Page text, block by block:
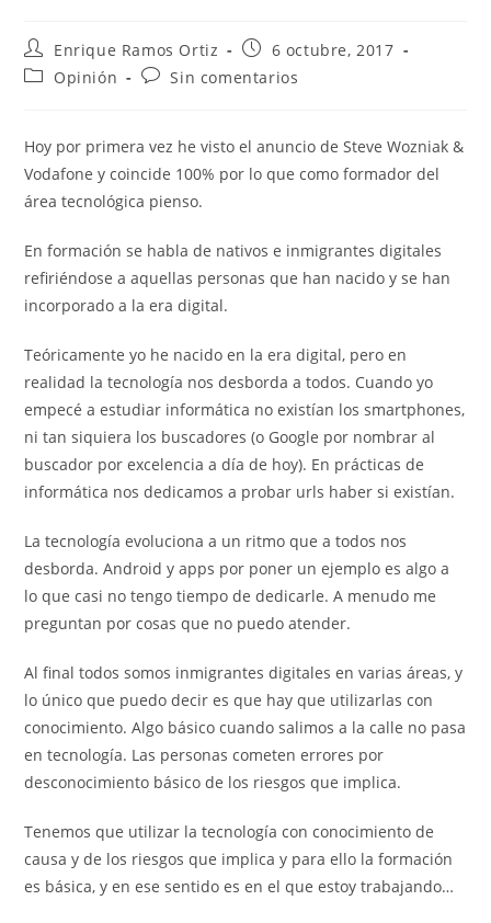
Autor
de
la
Enrique Ramos Ortiz
Publicación
de
la
6 octubre, 2017
Categoría
entrada:
Opinión
Comentarios
entrada:
Sin comentarios
Hoy por primera vez he visto el anuncio de Steve Wozniak &
Vodafone y coincide 100% por lo que como formador del
área tecnológica pienso.
En formación se habla de nativos e inmigrantes digitales
refiriéndose a aquellas personas que han nacido y se han
incorporado a la era digital.
Teóricamente yo he nacido en la era digital, pero en
realidad la tecnología nos desborda a todos. Cuando yo
empecé a estudiar informática no existían los smartphones,
ni tan siquiera los buscadores (o Google por nombrar al
buscador por excelencia a día de hoy). En prácticas de
informática nos dedicamos a probar urls haber si existían.
La tecnología evoluciona a un ritmo que a todos nos
desborda. Android y apps por poner un ejemplo es algo a
lo que casi no tengo tiempo de dedicarle. A menudo me
preguntan por cosas que no puedo atender.
Al final todos somos inmigrantes digitales en varias áreas, y
lo único que puedo decir es que hay que utilizarlas con
conocimiento. Algo básico cuando salimos a la calle no pasa
en tecnología. Las personas cometen errores por
desconocimiento básico de los riesgos que implica.
Tenemos que utilizar la tecnología con conocimiento de
causa y de los riesgos que implica y para ello la formación
es básica, y en ese sentido es en el que estoy trabajando…